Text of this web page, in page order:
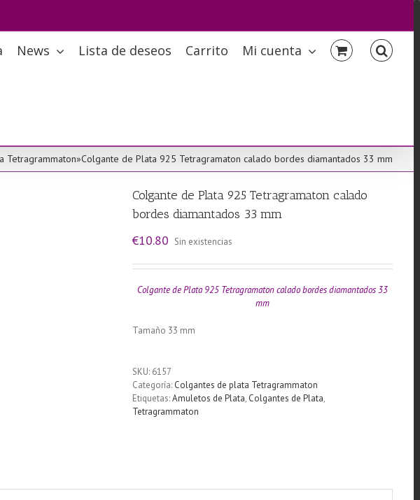
News Lista de deseos Carrito Mi cuenta
Tetragrammaton»Colgante de Plata 925 Tetragramaton calado bordes diamantados 33 mm
Colgante de Plata 925 Tetragramaton calado
bordes diamantados 33 mm
€10.80 Sin existencias
Colgante de Plata 925 Tetragramaton calado bordes diamantados 33
mm
Tamaño 33 mm
SKU: 6157
Categoría: Colgantes de plata Tetragrammaton
Etiquetas:Amuletos de Plata, Colgantes de Plata,
Tetragrammaton